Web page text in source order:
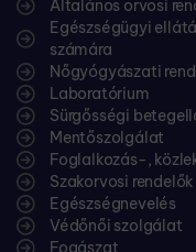
Általános orvosi
Egészségügyi
számára
Nőgyógyászati
Laboratórium
Sürgősségi
Mentőszolgálat
Foglalkozás-,
Szakorvosi rendelők
Egészségnevelés
Védőnői szolgálat
Fogászat